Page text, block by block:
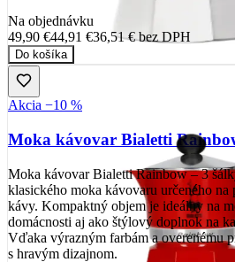
Na objednávku
49,90 €44,91 €36,51 €bez DPH
Do košíka
Akcia −10 %
Moka kávovar Bialetti
Moka kávovar Bialetti Rainbow – 3
klasického moka kávovaru určeného
kávy. Kompaktný objem je ideálny na
domácnosti aj ako štýlový doplnok na
Vďaka výrazným farbám a overenému
s hravým dizajnom.